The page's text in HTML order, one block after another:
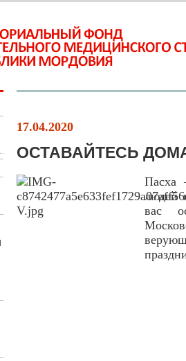
17.04.2020
ОСТАВАЙТЕСЬ
Пасха
людей
вас